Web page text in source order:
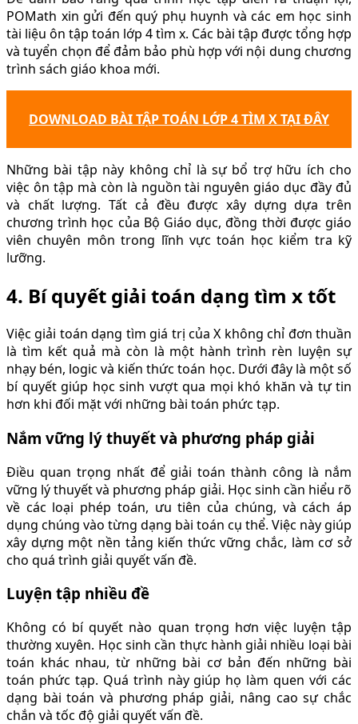
POMath xin gửi đến quý phụ huynh và các em học sinh
tài liệu ôn tập toán lớp 4 tìm x. Các bài tập được tổng hợp
và tuyển chọn để đảm bảo phù hợp với nội dung chương
trình sách giáo khoa mới.
DOWNLOAD BÀI TẬP TOÁN LỚP 4 TÌM X TẠI ĐÂY
Những bài tập này không chỉ là sự bổ trợ hữu ích cho
việc ôn tập mà còn là nguồn tài nguyên giáo dục đầy đủ
và chất lượng. Tất cả đều được xây dựng dựa trên
chương trình học của Bộ Giáo dục, đồng thời được giáo
viên chuyên môn trong lĩnh vực toán học kiểm tra kỹ
lưỡng.
4. Bí quyết giải toán dạng tìm x tốt
Việc giải toán dạng tìm giá trị của X không chỉ đơn thuần
là tìm kết quả mà còn là một hành trình rèn luyện sự
nhạy bén, logic và kiến thức toán học. Dưới đây là một số
bí quyết giúp học sinh vượt qua mọi khó khăn và tự tin
hơn khi đối mặt với những bài toán phức tạp.
Nắm vững lý thuyết và phương pháp giải
Điều quan trọng nhất để giải toán thành công là nắm
vững lý thuyết và phương pháp giải. Học sinh cần hiểu rõ
về các loại phép toán, ưu tiên của chúng, và cách áp
dụng chúng vào từng dạng bài toán cụ thể. Việc này giúp
xây dựng một nền tảng kiến thức vững chắc, làm cơ sở
cho quá trình giải quyết vấn đề.
Luyện tập nhiều đề
Không có bí quyết nào quan trọng hơn việc luyện tập
thường xuyên. Học sinh cần thực hành giải nhiều loại bài
toán khác nhau, từ những bài cơ bản đến những bài
toán phức tạp. Quá trình này giúp họ làm quen với các
dạng bài toán và phương pháp giải, nâng cao sự chắc
chắn và tốc độ giải quyết vấn đề.